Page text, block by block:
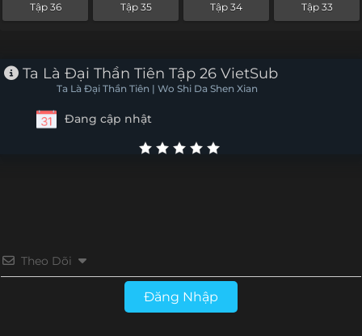
Tập 36 Tập 35 Tập 34 Tập 33
Ta Là Đại Thần Tiên Tập 26 VietSub
Ta Là Đại Thần Tiên | Wo Shi Da Shen Xian
Đang cập nhật
Theo Dõi
Đăng Nhập